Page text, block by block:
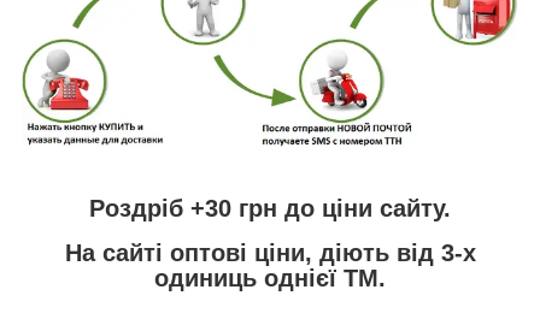
Роздріб +30 грн до ціни сайту.
На сайті оптові ціни, діють від 3-х
одиниць однієї ТМ.